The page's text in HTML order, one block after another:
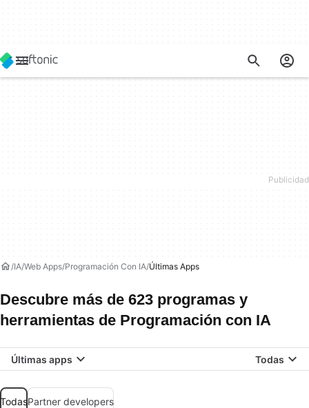
IA Web Apps Programación Con IA Últimas Apps
Descubre más de 623 programas y
herramientas de Programación con IA
Últimas apps Todas
TodasPartner developers